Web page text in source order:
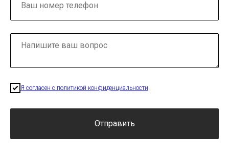
Я согласен с политикой конфиденциальности
Отправить